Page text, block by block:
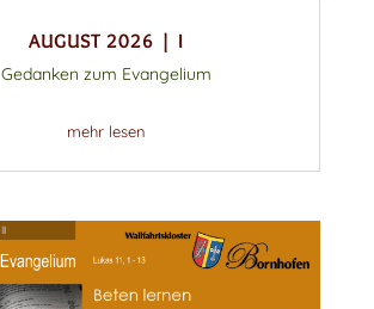
AUGUST 2026 | I
Gedanken zum Evangelium
mehr lesen